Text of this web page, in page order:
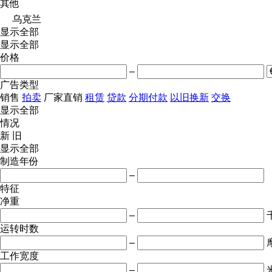
其他
乌克兰
显示全部
显示全部
价格
–
广告类型
销售 拍卖 厂家直销 租赁 贷款 分期付款 以旧换新 交换
显示全部
情况
新
旧
显示全部
制造年份
–
特征
净重
–
运转时数
–
工作宽度
–